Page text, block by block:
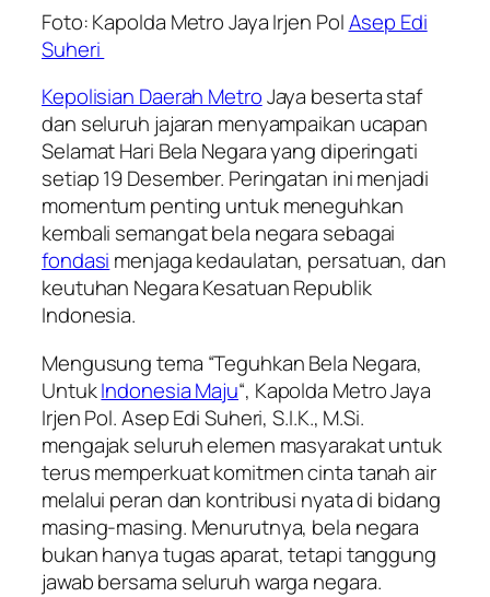
Foto: Kapolda Metro Jaya Irjen PolAsep Edi
Suheri
Kepolisian Daerah MetroJaya beserta staf
dan seluruh jajaran menyampaikan ucapan
Selamat Hari Bela Negara yang diperingati
setiap 19 Desember. Peringatan ini menjadi
momentum penting untuk meneguhkan
kembali semangat bela negara sebagai
fondasi menjaga kedaulatan, persatuan, dan
keutuhan Negara Kesatuan Republik
Indonesia.
Mengusung tema “Teguhkan Bela Negara,
UntukIndonesia Maju“, Kapolda Metro Jaya
Irjen Pol. Asep Edi Suheri, S.I.K., M.Si.
mengajak seluruh elemen masyarakat untuk
terus memperkuat komitmen cinta tanah air
melalui peran dan kontribusi nyata di bidang
masing-masing. Menurutnya, bela negara
bukan hanya tugas aparat, tetapi tanggung
jawab bersama seluruh warga negara.